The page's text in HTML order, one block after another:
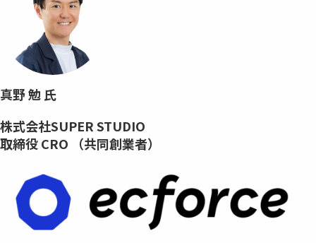
真野 勉 氏
株式会社SUPER STUDIO
取締役 CRO （共同創業者）